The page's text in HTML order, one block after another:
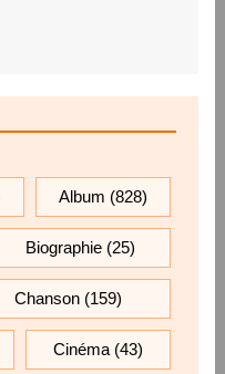
Album (828)
Biographie (25)
Chanson (159)
Cinéma(43)